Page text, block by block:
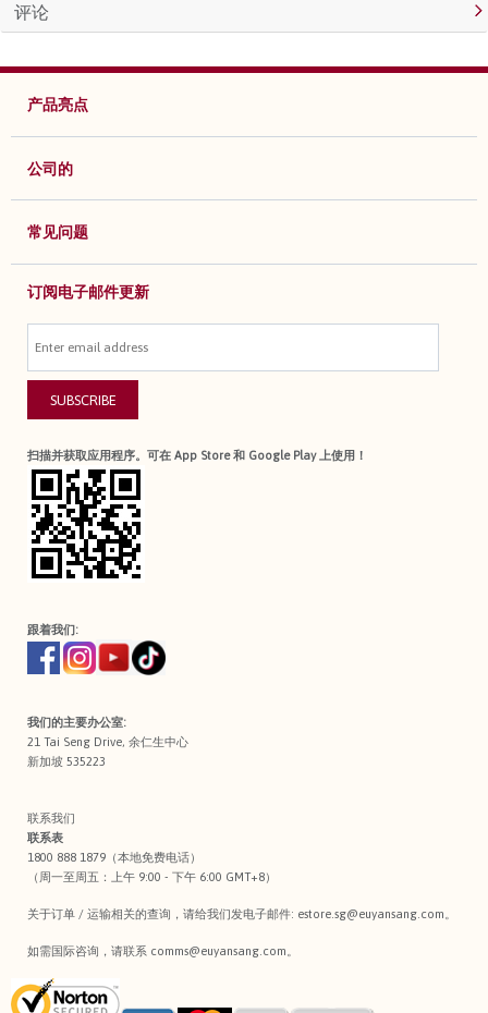
评论
产品亮点
公司的
常见问题
订阅电子邮件更新
SUBSCRIBE
扫描并获取应用程序。可在 App Store 和 Google Play 上使用！
跟着我们:
我们的主要办公室:
21 Tai Seng Drive, 余仁生中心
新加坡 535223
联系我们
联系表
1800 888 1879（本地免费电话）
（周一至周五：上午 9:00 - 下午 6:00 GMT+8）
关于订单 / 运输相关的查询，请给我们发电子邮件: estore.sg@euyansang.com
如需国际咨询，请联系 comms@euyansang.com